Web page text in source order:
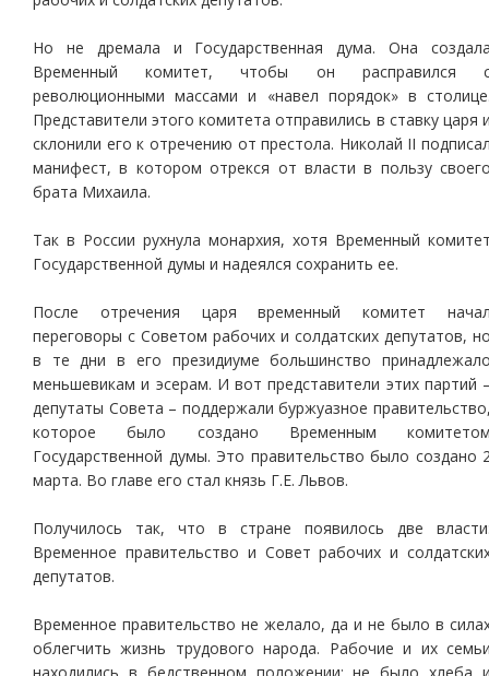
Но не дремала и Государственная дума. Она
Временный комитет, чтобы он расправился
революционными массами и «навел порядок» в
Представители этого комитета отправились в ставку царя
склонили его к отречению от престола. Николай II
манифест, в котором отрекся от власти в пользу
брата Михаила.
Так в России рухнула монархия, хотя Временный
Государственной думы и надеялся сохранить ее.
После отречения царя временный комитет
переговоры с Советом рабочих и солдатских депутатов,
в те дни в его президиуме большинство
меньшевикам и эсерам. И вот представители этих партий
депутаты Совета – поддержали буржуазное
которое было создано Временным
Государственной думы. Это правительство было создано
марта. Во главе его стал князь Г.Е. Львов.
Получилось так, что в стране появилось две
Временное правительство и Совет рабочих и
депутатов.
Временное правительство не желало, да и не было в
облегчить жизнь трудового народа. Рабочие и их